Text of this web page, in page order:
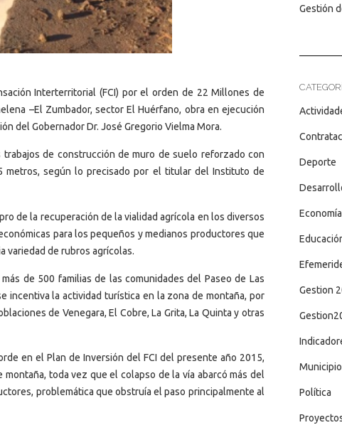
Interterritorial (FCI) por el orden de 22 Millones de
–El Zumbador, sector El Huérfano, obra en ejecución
del Gobernador Dr. José Gregorio Vielma Mora.
de construcción de muro de suelo reforzado con
según lo precisado por el titular del Instituto de
de la recuperación de la vialidad agrícola en los diversos
para los pequeños y medianos productores que
variedad de rubros agrícolas.
de 500 familias de las comunidades del Paseo de Las
incentiva la actividad turística en la zona de montaña, por
de Venegara, El Cobre, La Grita, La Quinta y otras
en el Plan de Inversión del FCI del presente año 2015,
toda vez que el colapso de la vía abarcó más del
problemática que obstruía el paso principalmente al
Gestión
Deporte
Economía
Gestion
Política